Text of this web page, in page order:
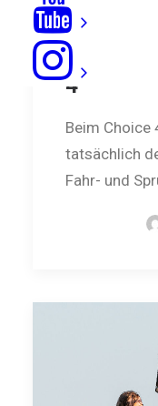
4
Beim Choice
tatsächlich
Fahr- und